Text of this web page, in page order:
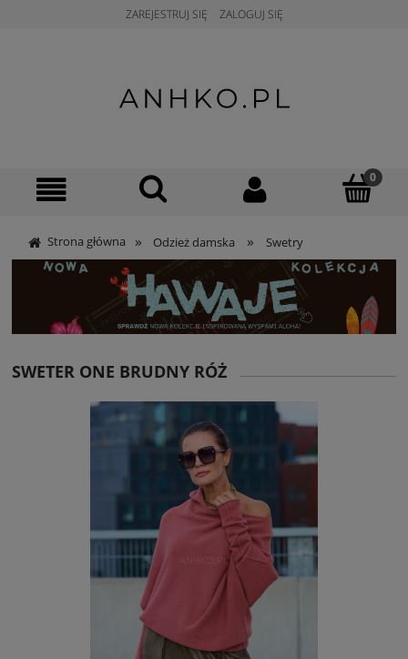
ZAREJESTRUJ SIĘ ZALOGUJ SIĘ
Strona główna » Odzież damska » Swetry
SWETER ONE BRUDNY RÓŻ